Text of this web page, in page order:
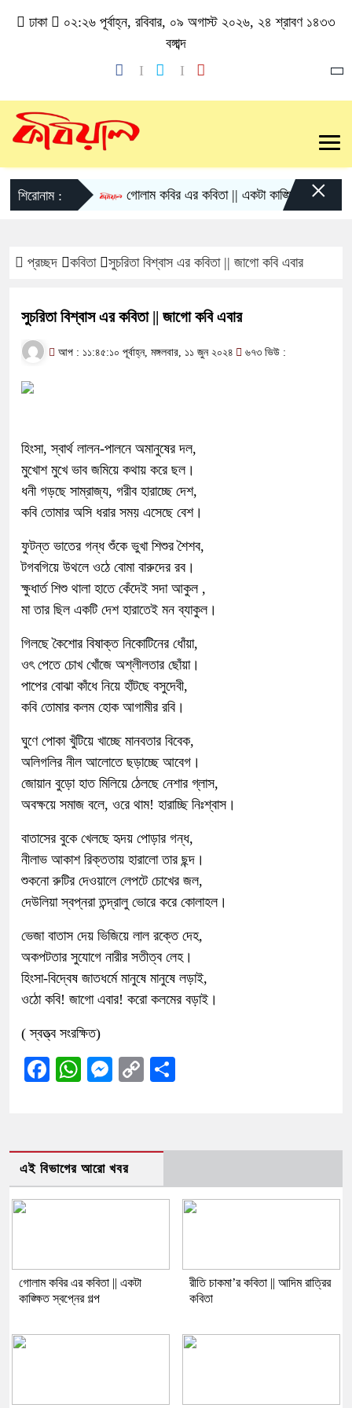
ঢাকা
০২:২৬ পূর্বাহ্ন, রবিবার, ০৯ অগাস্ট ২০২৬, ২৪ শ্রাবণ ১৪৩৩
বঙ্গাব্দ
শিরোনাম : গোলাম কবির এর কবিতা || একটা কাঙ্ক্ষিত স্বপ্নের গল্প
×
প্রচ্ছদ কবিতা সুচরিতা বিশ্বাস এর কবিতা || জাগো কবি এবার
সুচরিতা বিশ্বাস এর কবিতা || জাগো কবি এবার
আপ : ১১:৪৫:১০ পূর্বাহ্ন, মঙ্গলবার, ১১ জুন ২০২৪ ৬৭৩ ভিউ :
হিংসা, স্বার্থ লালন-পালনে অমানুষের দল,
মুখোশ মুখে ভাব জমিয়ে কথায় করে ছল।
ধনী গড়ছে সাম্রাজ্য, গরীব হারাচ্ছে দেশ,
কবি তোমার অসি ধরার সময় এসেছে বেশ।
ফুটন্ত ভাতের গন্ধ শুঁকে ভুখা শিশুর শৈশব,
টগবগিয়ে উথলে ওঠে বোমা বারুদের রব।
ক্ষুধার্ত শিশু থালা হাতে কেঁদেই সদা আকুল ,
মা তার ছিল একটি দেশ হারাতেই মন ব্যাকুল।
গিলছে কৈশোর বিষাক্ত নিকোটিনের ধোঁয়া,
ওৎ পেতে চোখ খোঁজে অশ্লীলতার ছোঁয়া।
পাপের বোঝা কাঁধে নিয়ে হাঁটছে বসুদেবী,
কবি তোমার কলম হোক আগামীর রবি।
ঘুণে পোকা খুঁটিয়ে খাচ্ছে মানবতার বিবেক,
অলিগলির নীল আলোতে ছড়াচ্ছে আবেগ।
জোয়ান বুড়ো হাত মিলিয়ে ঠেলছে নেশার গ্লাস,
অবক্ষয়ে সমাজ বলে, ওরে থাম! হারাচ্ছি নিঃশ্বাস।
বাতাসের বুকে খেলছে হৃদয় পোড়ার গন্ধ,
নীলাভ আকাশ রিক্ততায় হারালো তার ছন্দ।
শুকনো রুটির দেওয়ালে লেপটে চোখের জল,
দেউলিয়া স্বপ্নরা তন্দ্রালু ভোরে করে কোলাহল।
ভেজা বাতাস দেয় ভিজিয়ে লাল রক্তে দেহ,
অকপটতার সুযোগে নারীর সতীত্ব লেহ।
হিংসা-বিদ্বেষ জাতধর্মে মানুষে মানুষে লড়াই,
ওঠো কবি! জাগো এবার! করো কলমের বড়াই।
( স্বত্ত্ব সংরক্ষিত)
Facebook
WhatsApp
Messenger
Copy
এই বিভাগের আরো খবর
গোলাম কবির এর কবিতা || একটা
কাঙ্ক্ষিত স্বপ্নের গল্প
রীতি চাকমা’র কবিতা || আদিম রাত্রির
কবিতা